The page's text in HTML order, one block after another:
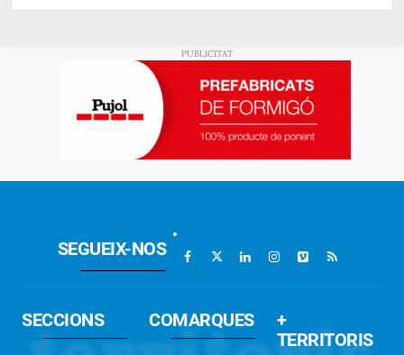
SEGUEIX-NOS
SECCIONS COMARQUES
+
TERRITORIS